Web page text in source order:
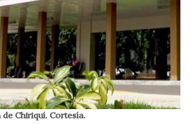
Chiriquí. Cortesía.